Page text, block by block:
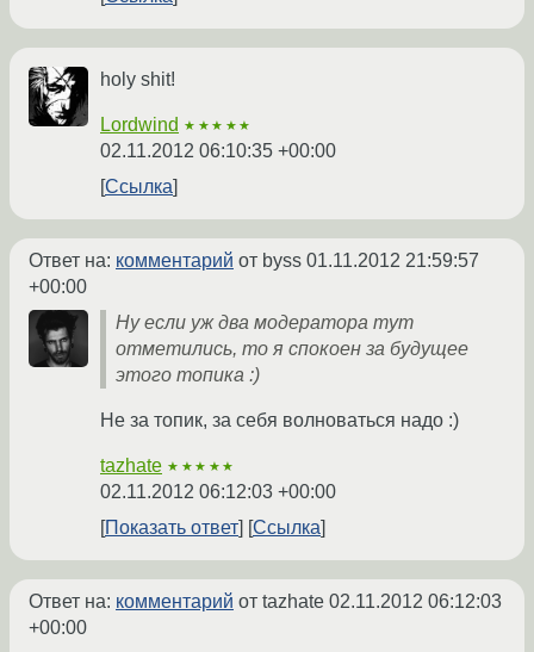
holy shit!
Lordwind ★★★★★
02.11.2012 06:10:35 +00:00
Ссылка
Ответ на: комментарий от byss 01.11.2012 21:59:57
+00:00
Ну если уж два модератора тут
отметились, то я спокоен за будущее
этого топика :)
Не за топик, за себя волноваться надо :)
tazhate ★★★★★
02.11.2012 06:12:03 +00:00
Показать ответ
Ссылка
Ответ на: комментарий от tazhate 02.11.2012 06:12:03
+00:00